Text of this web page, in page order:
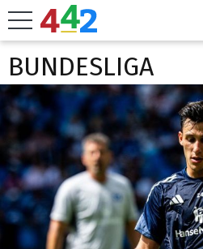
BUNDESLIGA